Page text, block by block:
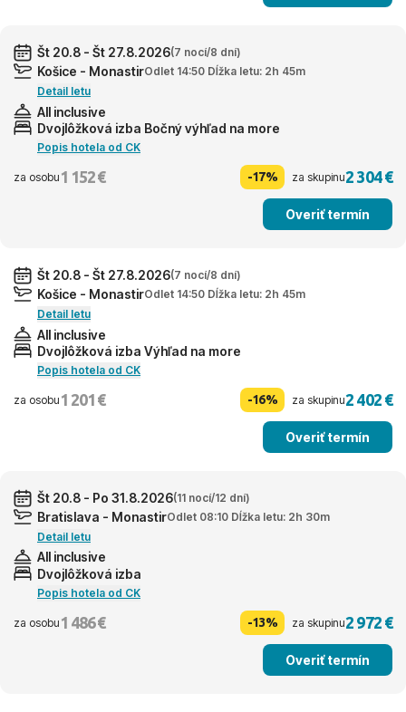
Št 20.8 - Št 27.8.2026(7 nocí/8 dní)
Košice - MonastirOdlet 14:50 Dĺžka letu: 2h 45m
Detail letu
All inclusive
Dvojlôžková izba Bočný výhľad na more
Popis hotela od CK
za osobu 1 152 € -17% za skupinu2 304 €
Overiť termín
Št 20.8 - Št 27.8.2026(7 nocí/8 dní)
Košice - MonastirOdlet 14:50 Dĺžka letu: 2h 45m
Detail letu
All inclusive
Dvojlôžková izba Výhľad na more
Popis hotela od CK
za osobu 1 201 € -16% za skupinu2 402 €
Overiť termín
Št 20.8 - Po 31.8.2026(11 nocí/12 dní)
Bratislava - MonastirOdlet 08:10 Dĺžka letu: 2h 30m
Detail letu
All inclusive
Dvojlôžková izba
Popis hotela od CK
za osobu 1 486 € -13% za skupinu2 972 €
Overiť termín